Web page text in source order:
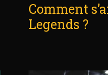
Comment
Legends ?